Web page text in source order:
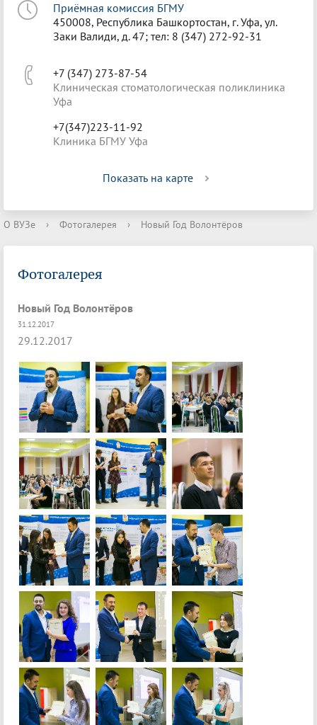
Приёмная комиссия БГМУ
450008, Республика Башкортостан, г. Уфа, ул.
Заки Валиди, д. 47; тел: 8 (347) 272-92-31
+7 (347) 273-87-54
Клиническая стоматологическая поликлиника
Уфа
+7(347)223-11-92
Клиника БГМУ Уфа
Показать на карте
О ВУЗе › Фотогалерея › Новый Год Волонтёров
Фотогалерея
Новый Год Волонтёров
31.12.2017
29.12.2017